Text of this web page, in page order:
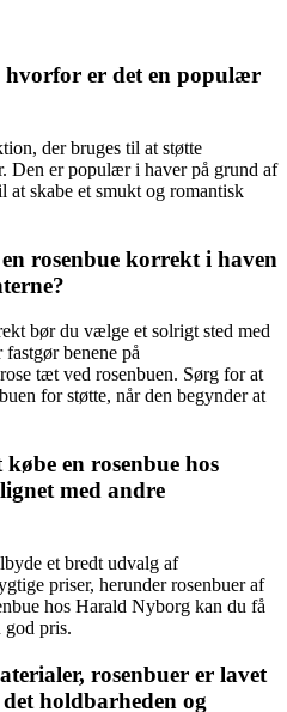
hvorfor er det en populær
der bruges til at støtte
Den er populær i haver på grund af
at skabe et smukt og romantisk
rosenbue korrekt i haven
bør du vælge et solrigt sted med
benene på
tæt ved rosenbuen. Sørg for at
for støtte, når den begynder at
en rosenbue hos
med andre
et bredt udvalg af
priser, herunder rosenbuer af
hos Harald Nyborg kan du få
god pris.
rosenbuer er lavet
holdbarheden og